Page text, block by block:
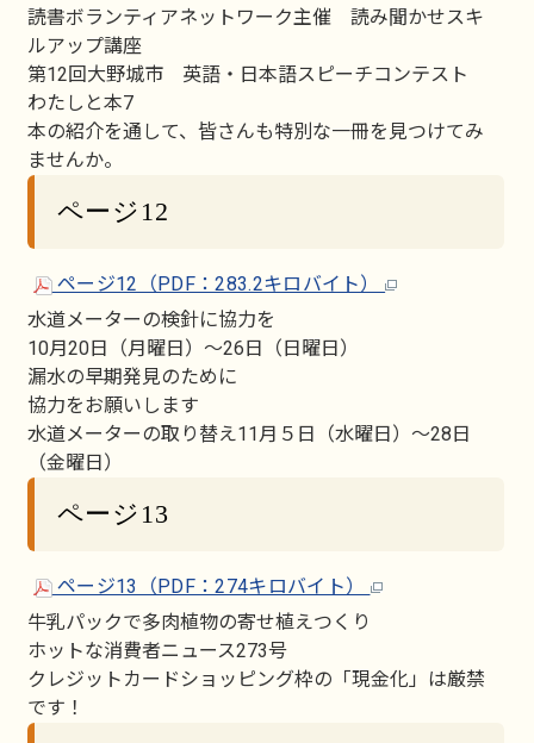
読書ボランティアネットワーク主催 読み聞かせスキ
ルアップ講座
第12回大野城市 英語・日本語スピーチコンテスト
わたしと本7
本の紹介を通して、皆さんも特別な一冊を見つけてみ
ませんか。
ページ12
ページ12（PDF：283.2キロバイト）
水道メーターの検針に協力を
10月20日（月曜日）～26日（日曜日）
漏水の早期発見のために
協力をお願いします
水道メーターの取り替え11月５日（水曜日）～28日
（金曜日）
ページ13
ページ13（PDF：274キロバイト）
牛乳パックで多肉植物の寄せ植えつくり
ホットな消費者ニュース273号
クレジットカードショッピング枠の「現金化」は厳禁
です！